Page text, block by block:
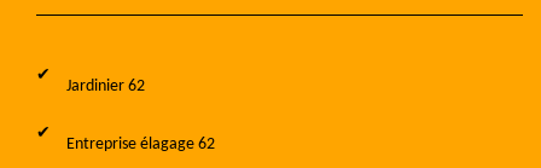
Jardinier 62
Entreprise élagage 62